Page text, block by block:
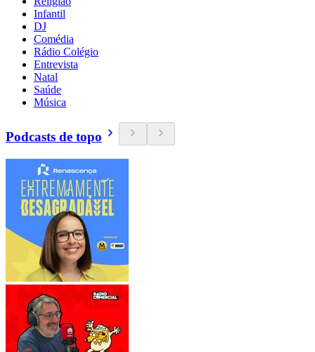
Infantil
DJ
Comédia
Rádio Colégio
Entrevista
Natal
Saúde
Música
Podcasts de topo